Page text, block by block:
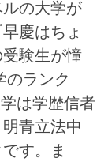
の大学が
慶はちょ
験生が憧
のランク
は学歴信者
青立法中
す。ま